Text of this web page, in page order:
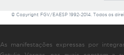
© Copyright FGV/EAESP 1992-2014. Todos os
As manifestações expressas por